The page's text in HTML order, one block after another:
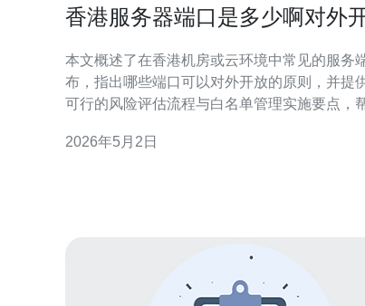
香港服务器端口是多少啊对外
本文概述了在香港机房或云环境中常见的服务
布，指出哪些端口可以对外开放的原则，并提
可行的风险评估流程与白名单管理实施要点，
露面与攻击风险。 香港服务器常见的端口是多少？ 一
2026年5月2日